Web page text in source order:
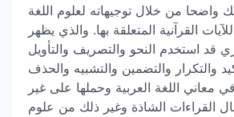
واضحا من خلال توجيهاته لعلوم اللغة
للآيات القرآنية المتعلقة بها. والذي يظهر
قد استخدم النحو والتصريف والتأويل
والتكرار والتضمين والتشبيه والحذف
معاني اللغة العربية وحملها على غير
القراءات الشاذة وغير ذلك من علوم